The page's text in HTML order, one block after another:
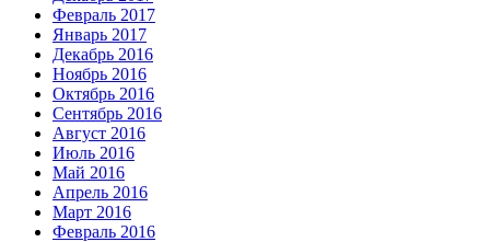
Февраль 2017
Январь 2017
Декабрь 2016
Ноябрь 2016
Октябрь 2016
Сентябрь 2016
Август 2016
Июль 2016
Май 2016
Апрель 2016
Март 2016
Февраль 2016